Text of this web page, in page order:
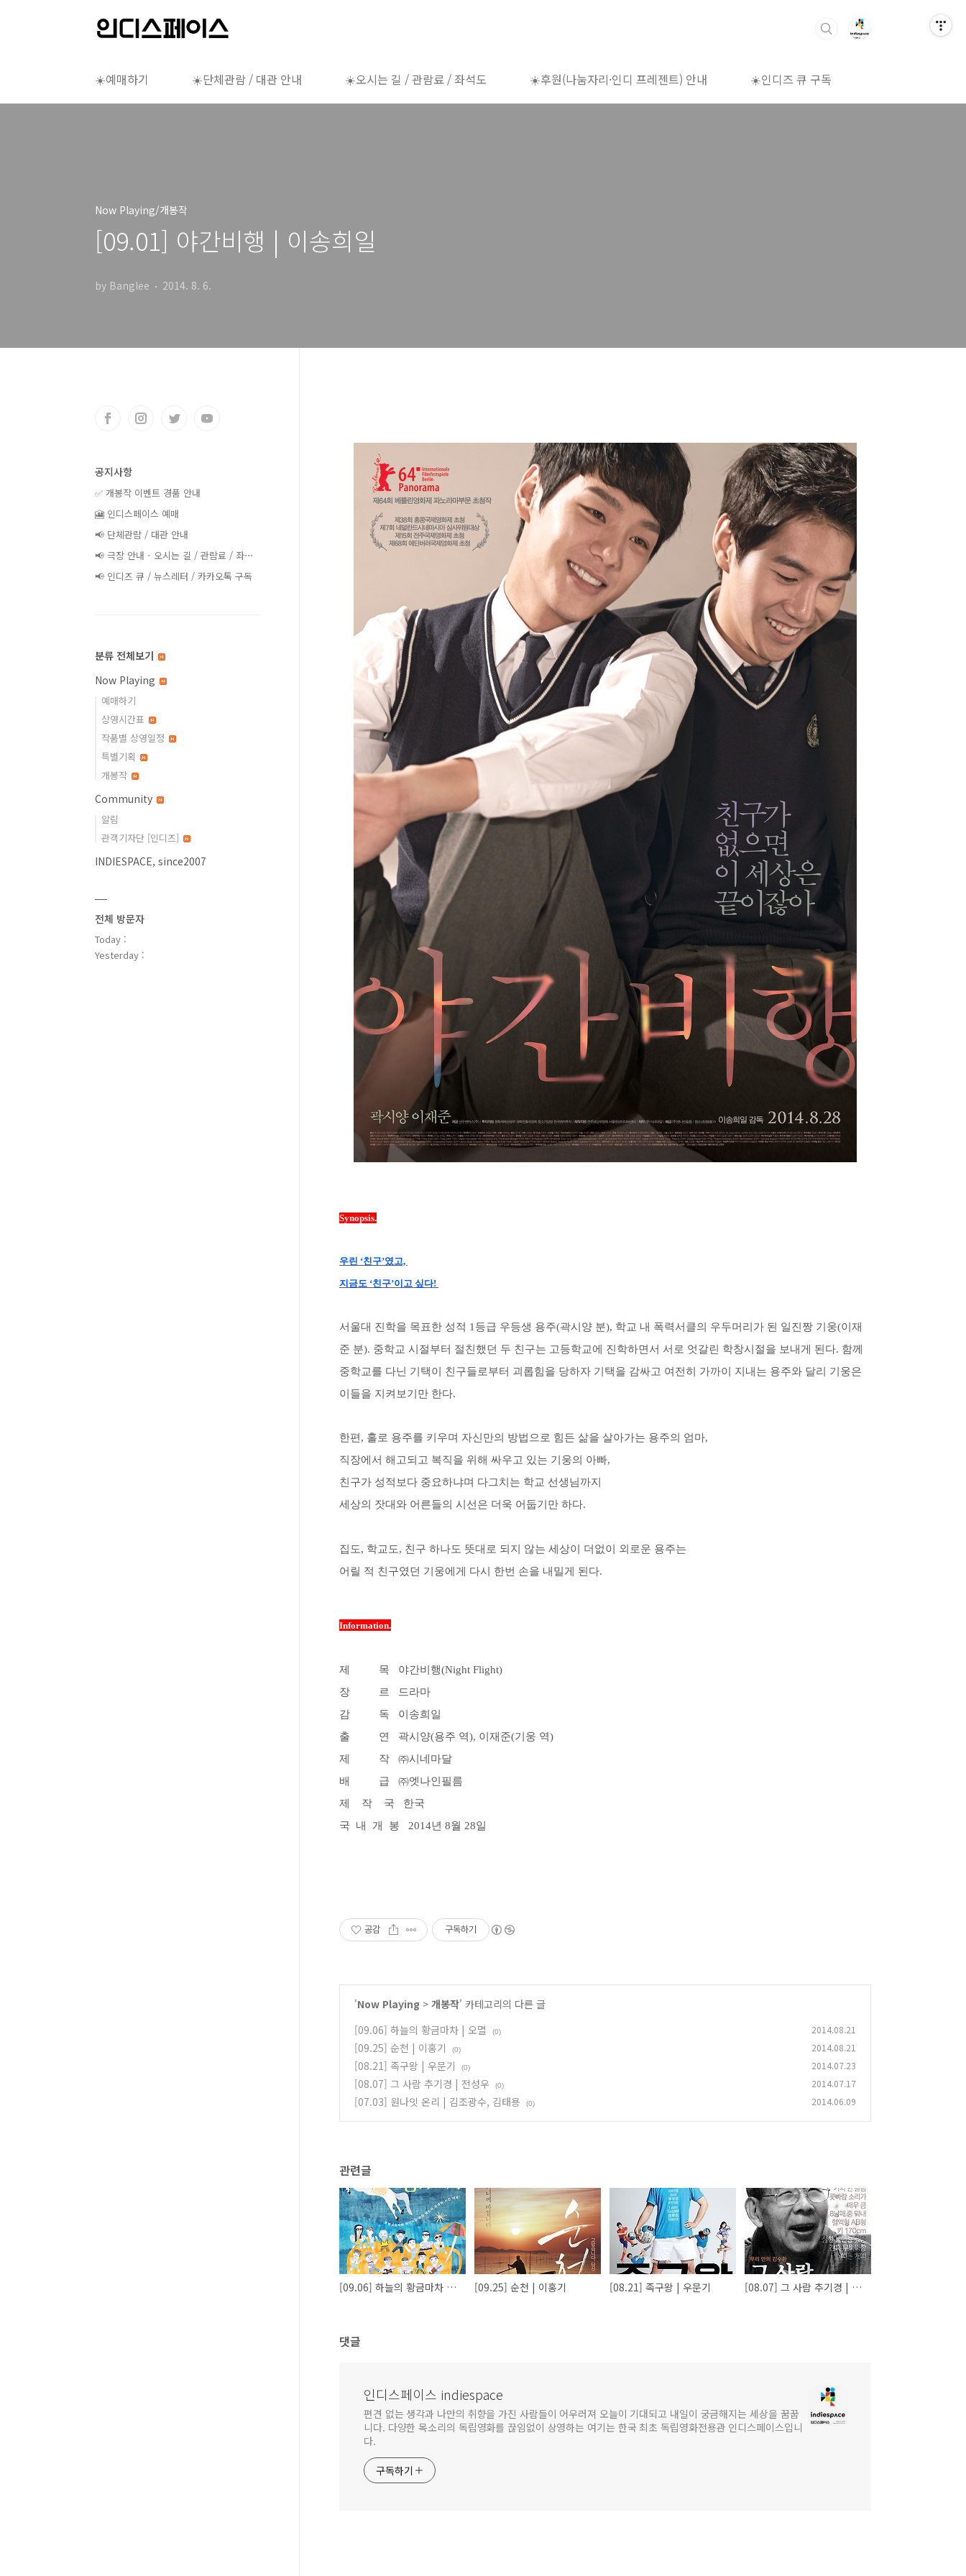
☀️예매하기 ☀️단체관람 / 대관 안내 ☀️오시는 길 / 관람료 / 좌석도 ☀️후원(나눔자리·인디 프레젠트) 안내 ☀️인디즈 큐 구독
Now Playing/개봉작
[09.01] 야간비행 | 이송희일
by Banglee 2014. 8. 6.
Synopsis.
우린 ‘친구’였고,
지금도 ‘친구’이고 싶다!
서울대 진학을 목표한 성적 1등급 우등생 용주(곽시양 분), 학교 내 폭력서클의 우두머리가 된 일진짱 기웅(이재
준 분). 중학교 시절부터 절친했던 두 친구는 고등학교에 진학하면서 서로 엇갈린 학창시절을 보내게 된다. 함께
중학교를 다닌 기택이 친구들로부터 괴롭힘을 당하자 기택을 감싸고 여전히 가까이 지내는 용주와 달리 기웅은
이들을 지켜보기만 한다.
한편, 홀로 용주를 키우며 자신만의 방법으로 힘든 삶을 살아가는 용주의 엄마,
직장에서 해고되고 복직을 위해 싸우고 있는 기웅의 아빠,
친구가 성적보다 중요하냐며 다그치는 학교 선생님까지
세상의 잣대와 어른들의 시선은 더욱 어둡기만 하다.
집도, 학교도, 친구 하나도 뜻대로 되지 않는 세상이 더없이 외로운 용주는
어릴 적 친구였던 기웅에게 다시 한번 손을 내밀게 된다.
Information.
제 목 야간비행(Night Flight)
장 르 드라마
감 독 이송희일
출 연 곽시양(용주 역), 이재준(기웅 역)
제 작 ㈜시네마달
배 급 ㈜엣나인필름
제 작 국 한국
국 내 개 봉 2014년 8월 28일
공감 구독하기
'Now Playing > 개봉작' 카테고리의 다른 글
[09.06] 하늘의 황금마차 | 오멸
(0) 2014.08.21
[09.25] 순천 | 이홍기 (0) 2014.08.21
[08.21] 족구왕 | 우문기 (0) 2014.07.23
[08.07] 그 사람 추기경 | 전성우 (0) 2014.07.17
[07.03] 원나잇 온리 | 김조광수, 김태용 (0) 2014.06.09
관련글
[09.06] 하늘의 황금마차 | 오멸 [09.25] 순천 | 이홍기 [08.21] 족구왕 | 우문기 [08.07] 그 사람 추기경 | 전성우
댓글
인디스페이스 indiespace
편견 없는 생각과 나만의 취향을 가진 사람들이 어우러져 오늘이 기대되고 내일이 궁금해지는 세상을 꿈꿉
니다. 다양한 목소리의 독립영화를 끊임없이 상영하는 여기는 한국 최초 독립영화전용관 인디스페이스입니
다.
구독하기
공지사항
✅ 개봉작 이벤트 경품 안내
🎦 인디스페이스 예매
📢 단체관람 / 대관 안내
📢 극장 안내 - 오시는 길 / 관람료 / 좌⋯
📢 인디즈 큐 / 뉴스레터 / 카카오톡 구독
분류 전체보기
Now Playing
예매하기
상영시간표
작품별 상영일정
특별기획
개봉작
Community
알림
관객기자단 [인디즈]
INDIESPACE, since2007
전체 방문자
Today :
Yesterday :